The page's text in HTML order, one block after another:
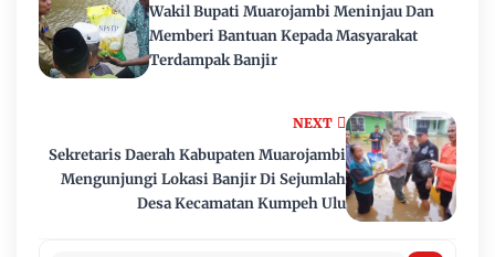
NEXT
Sekretaris Daerah Kabupaten Muarojambi
Mengunjungi Lokasi Banjir Di Sejumlah
Desa Kecamatan Kumpeh Ulu
Wakil Bupati Muarojambi Meninjau Dan
Memberi Bantuan Kepada Masyarakat
Terdampak Banjir